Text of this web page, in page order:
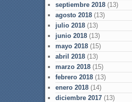
septiembre 2018(13)
agosto 2018(13)
julio 2018(13)
junio 2018(13)
mayo 2018(15)
abril 2018(13)
marzo 2018(15)
febrero 2018(13)
enero 2018(14)
diciembre 2017(13)